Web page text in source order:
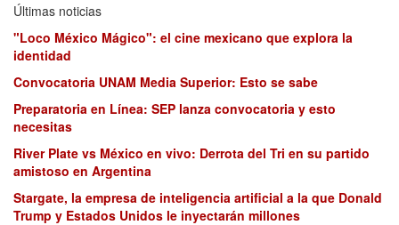
Últimas noticias
"Loco México Mágico": el cine mexicano que explora la
identidad
Convocatoria UNAM Media Superior: Esto se sabe
Preparatoria en Línea: SEP lanza convocatoria y esto
necesitas
River Plate vs México en vivo: Derrota del Tri en su partido
amistoso en Argentina
Stargate, la empresa de inteligencia artificial a la que Donald
Trump y Estados Unidos le inyectarán millones